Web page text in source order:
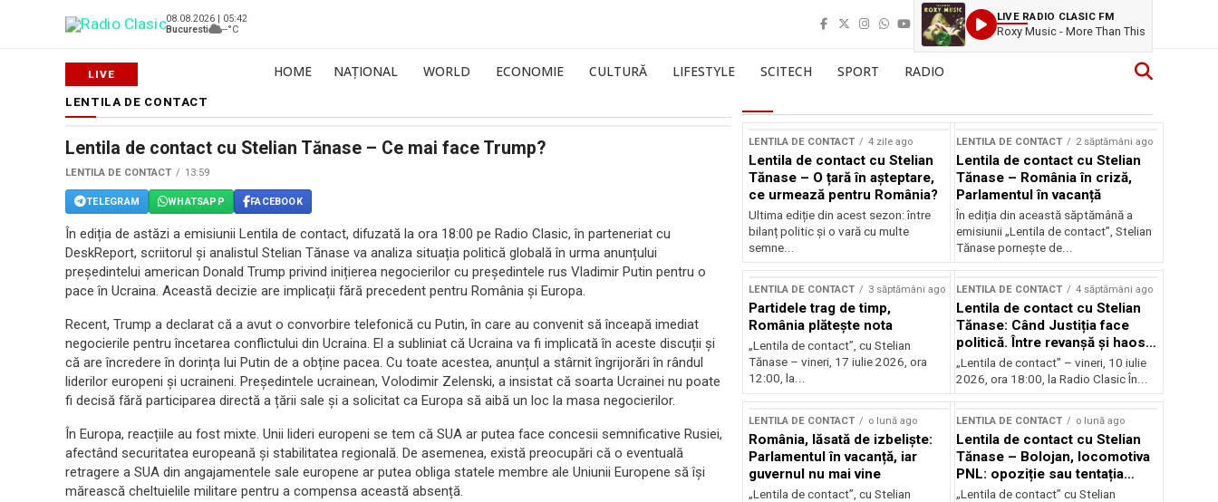
08.08.2026 | 05:42
Bucuresti
--°C
LIVE RADIO CLASIC FM
Roxy Music - More Than This
HOME NAȚIONAL WORLD ECONOMIE CULTURĂ LIFESTYLE SCITECH SPORT RADIO
LENTILA DE CONTACT
Lentila de contact cu Stelian Tănase – Ce mai face Trump?
LENTILA DE CONTACT 13:59
TELEGRAM WHATSAPP FACEBOOK
În ediția de astăzi a emisiunii Lentila de contact, difuzată la ora 18:00 pe Radio Clasic, în parteneriat cu
DeskReport, scriitorul și analistul Stelian Tănase va analiza situația politică globală în urma anunțului
președintelui american Donald Trump privind inițierea negocierilor cu președintele rus Vladimir Putin pentru o
pace în Ucraina. Această decizie are implicații fără precedent pentru România și Europa.
Recent, Trump a declarat că a avut o convorbire telefonică cu Putin, în care au convenit să înceapă imediat
negocierile pentru încetarea conflictului din Ucraina. El a subliniat că Ucraina va fi implicată în aceste discuții și
că are încredere în dorința lui Putin de a obține pacea. Cu toate acestea, anunțul a stârnit îngrijorări în rândul
liderilor europeni și ucraineni. Președintele ucrainean, Volodimir Zelenski, a insistat că soarta Ucrainei nu poate
fi decisă fără participarea directă a țării sale și a solicitat ca Europa să aibă un loc la masa negocierilor.
În Europa, reacțiile au fost mixte. Unii lideri europeni se tem că SUA ar putea face concesii semnificative Rusiei,
afectând securitatea europeană și stabilitatea regională. De asemenea, există preocupări că o eventuală
retragere a SUA din angajamentele sale europene ar putea obliga statele membre ale Uniunii Europene să își
mărească cheltuielile militare pentru a compensa această absență.
LENTILA DE CONTACT 4 zile ago
Lentila de contact cu Stelian
Tănase – O țară în așteptare,
ce urmează pentru România?
Ultima ediție din acest sezon: între
bilanț politic și o vară cu multe
semne...
LENTILA DE CONTACT 2 săptămâni ago
Lentila de contact cu Stelian
Tănase – România în criză,
Parlamentul în vacanță
În ediția din această săptămână a
emisiunii „Lentila de contact”, Stelian
Tănase pornește de...
LENTILA DE CONTACT 3 săptămâni ago
Partidele trag de timp,
România plătește nota
„Lentila de contact”, cu Stelian
Tănase – vineri, 17 iulie 2026, ora
12:00, la...
LENTILA DE CONTACT 4 săptămâni ago
Lentila de contact cu Stelian
Tănase: Când Justiția face
politică. Între revanșă și haos
instituțional
„Lentila de contact” – vineri, 10 iulie
2026, ora 18:00, la Radio Clasic În...
LENTILA DE CONTACT o lună ago
România, lăsată de izbeliște:
Parlamentul în vacanță, iar
guvernul nu mai vine
„Lentila de contact”, cu Stelian
LENTILA DE CONTACT o lună ago
Lentila de contact cu Stelian
Tănase – Bolojan, locomotiva
PNL: opoziție sau tentația
puterii?
„Lentila de contact” cu Stelian